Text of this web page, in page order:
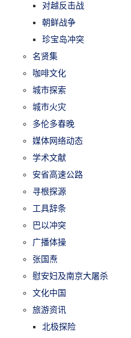
对越反击战
朝鲜战争
珍宝岛冲突
名贤集
咖啡文化
城市探索
城市火灾
多伦多春晚
媒体网络动态
学术文献
安省高速公路
寻根探源
工具辞条
巴以冲突
广播体操
张国焘
慰安妇及南京大屠杀
文化中国
旅游资讯
北极探险